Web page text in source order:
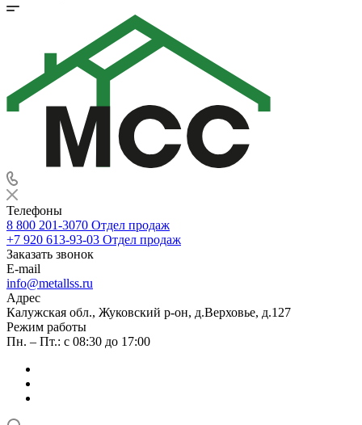
Телефоны
8 800 201-3070 Отдел продаж
+7 920 613-93-03 Отдел продаж
Заказать звонок
E-mail
info@metallss.ru
Адрес
Калужская обл., Жуковский р-он, д.Верховье, д.127
Режим работы
Пн. – Пт.: с 08:30 до 17:00